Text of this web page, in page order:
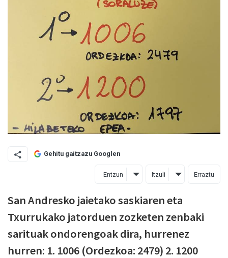
Gehitu gaitzazu Googlen
Entzun Itzuli Erraztu
San Andresko jaietako saskiaren eta
Txurrukako jatorduen zozketen zenbaki
sarituak ondorengoak dira, hurrenez
hurren: 1. 1006 (Ordezkoa: 2479) 2. 1200